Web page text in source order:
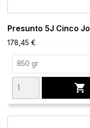
Presunto 5J Cinco
178,45 €
